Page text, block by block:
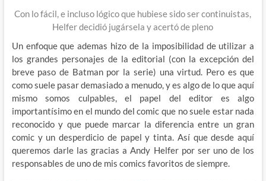
Con lo fácil, e incluso lógico que hubiese sido ser continuistas,
Helfer decidió jugársela y acertó de pleno
Un enfoque que ademas hizo de la imposibilidad de utilizar a
los grandes personajes de la editorial (con la excepción del
breve paso de Batman por la serie) una virtud. Pero es que
como suele pasar demasiado a menudo, y es algo de lo que aquí
mismo somos culpables, el papel del editor es algo
importantísimo en el mundo del comic que no suele estar nada
reconocido y que puede marcar la diferencia entre un gran
comic y un desperdicio de papel y tinta. Así que desde aquí
queremos darle las gracias a Andy Helfer por ser uno de los
responsables de uno de mis comics favoritos de siempre.